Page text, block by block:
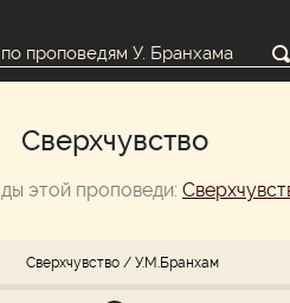
Сверхчувство
этой проповеди:
Сверхчувство / У.М.Бранхам